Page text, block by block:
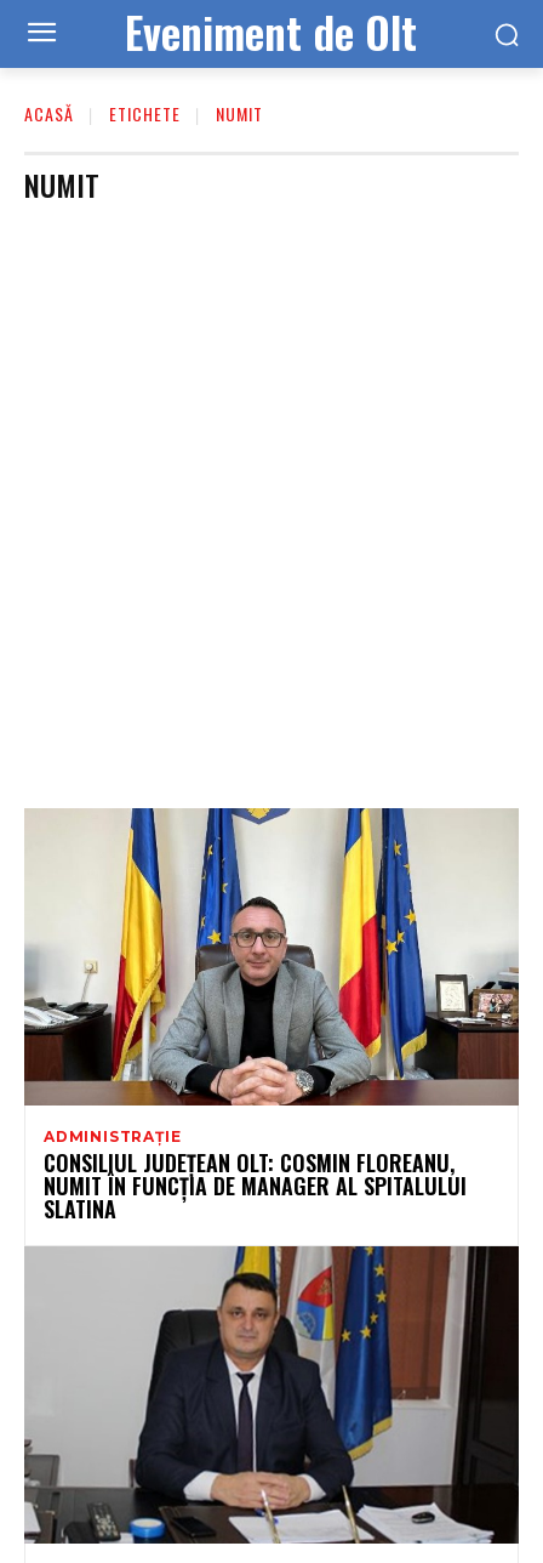
Eveniment de Olt
ACASĂ ETICHETE NUMIT
NUMIT
ADMINISTRAȚIE
CONSILIUL JUDEȚEAN OLT: COSMIN FLOREANU,
NUMIT ÎN FUNCȚIA DE MANAGER AL SPITALULUI
SLATINA